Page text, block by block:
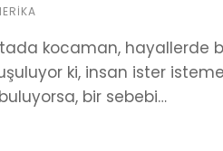
kocaman, hayallerde
ki, insan ister
bir sebebi…